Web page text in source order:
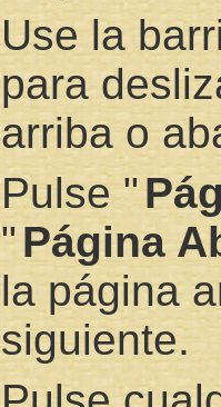
Use la
para
arriba o
Pulse "
"Página
la página
siguiente.